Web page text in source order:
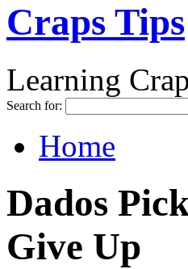
Craps Tips
Learning
Search for:
Home
Dados
Give Up